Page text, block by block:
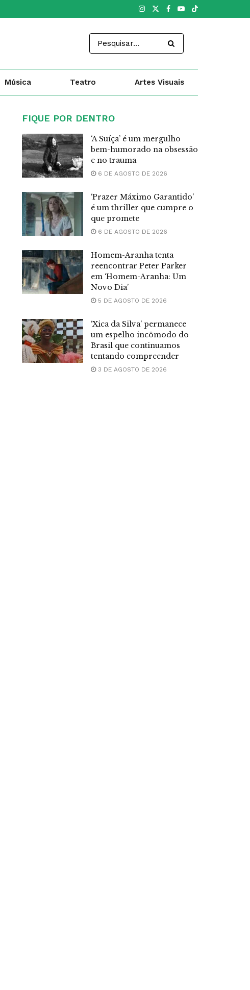
Música Teatro Artes Visuais
FIQUE POR DENTRO
‘A Suíça’ é um mergulho
bem-humorado na obsessão
e no trauma
6 DE AGOSTO DE 2026
‘Prazer Máximo Garantido’
é um thriller que cumpre o
que promete
6 DE AGOSTO DE 2026
Homem-Aranha tenta
reencontrar Peter Parker
em ‘Homem-Aranha: Um
Novo Dia’
5 DE AGOSTO DE 2026
‘Xica da Silva’ permanece
um espelho incômodo do
Brasil que continuamos
tentando compreender
3 DE AGOSTO DE 2026